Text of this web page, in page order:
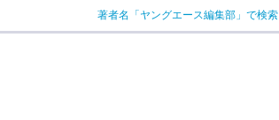
著者名「ヤングエース編集部」で検索